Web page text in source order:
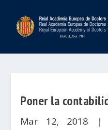
Poner la
Mar 12, 2018 |